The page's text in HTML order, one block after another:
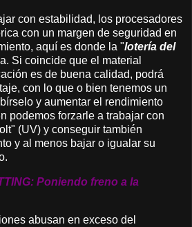
con estabilidad, los procesadores
con un margen de seguridad en
aquí es donde la "lotería del
Si coincide que el material
es de buena calidad, podrá
con lo que o bien tenemos un
y aumentar el rendimiento
podemos forzarle a trabajar con
(UV) y conseguir también
y al menos bajar o igualar su
Poniendo freno a la
abusan en exceso del